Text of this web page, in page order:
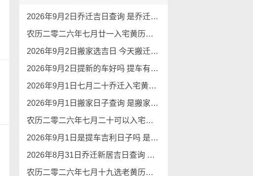
2026年9月2日乔迁吉日查询 是乔迁新居的好日子吗
农历二零二六年七月廿一入宅黄历查询 2026年9月2日今天可以入宅新居吗
2026年9月2日搬家选吉日 今天搬迁好不好
2026年9月2日提新的车好吗 提车有好运势吗
2026年9月1日七月二十乔迁入宅黄道吉日查询 是搬家吉日么
2026年9月1日搬家日子查询 是搬家好日子么
农历二零二六年七月二十可以入宅吗 2026年9月1日本日入宅吉利么
2026年9月1日是提车吉利日子吗 是提新车的吉日吗
2026年8月31日乔迁新居吉日查询 乔迁新居有什么讲究
农历二零二六年七月十九选老黄历入宅 2026年8月31日这天可以入宅搬家吗